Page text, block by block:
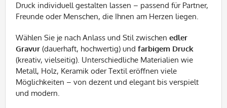
Druck individuell gestalten lassen – passend für Partner,
Freunde oder Menschen, die Ihnen am Herzen liegen.
Wählen Sie je nach Anlass und Stil zwischen edler
Gravur (dauerhaft, hochwertig) und farbigem Druck
(kreativ, vielseitig). Unterschiedliche Materialien wie
Metall, Holz, Keramik oder Textil eröffnen viele
Möglichkeiten – von dezent und elegant bis verspielt
und modern.